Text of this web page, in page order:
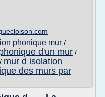
phonique mur /
d'un mur /
/ mur d isolation
des murs par